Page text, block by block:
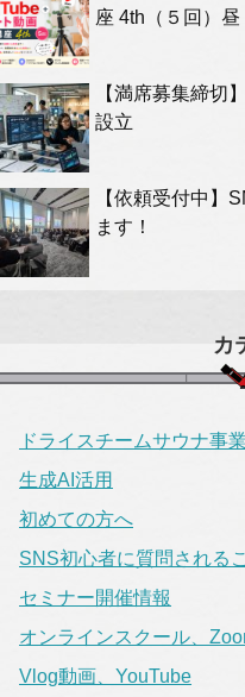
座 4th（５回）
【満席募集締切
設立
【依頼受付中】
ます！
カ
ドライスチームサウナ事業
生成AI活用
初めての方へ
SNS初心者に質問される
セミナー開催情報
オンラインスクール、
Vlog動画、YouTube